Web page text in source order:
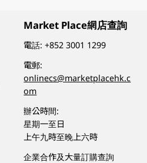
Market Place網店查詢
電話:+852 3001 1299
電郵:
onlinecs@marketplacehk.c
om
辦公時間:
星期一至日
上午九時至晚上六時
企業合作及大量訂購查詢